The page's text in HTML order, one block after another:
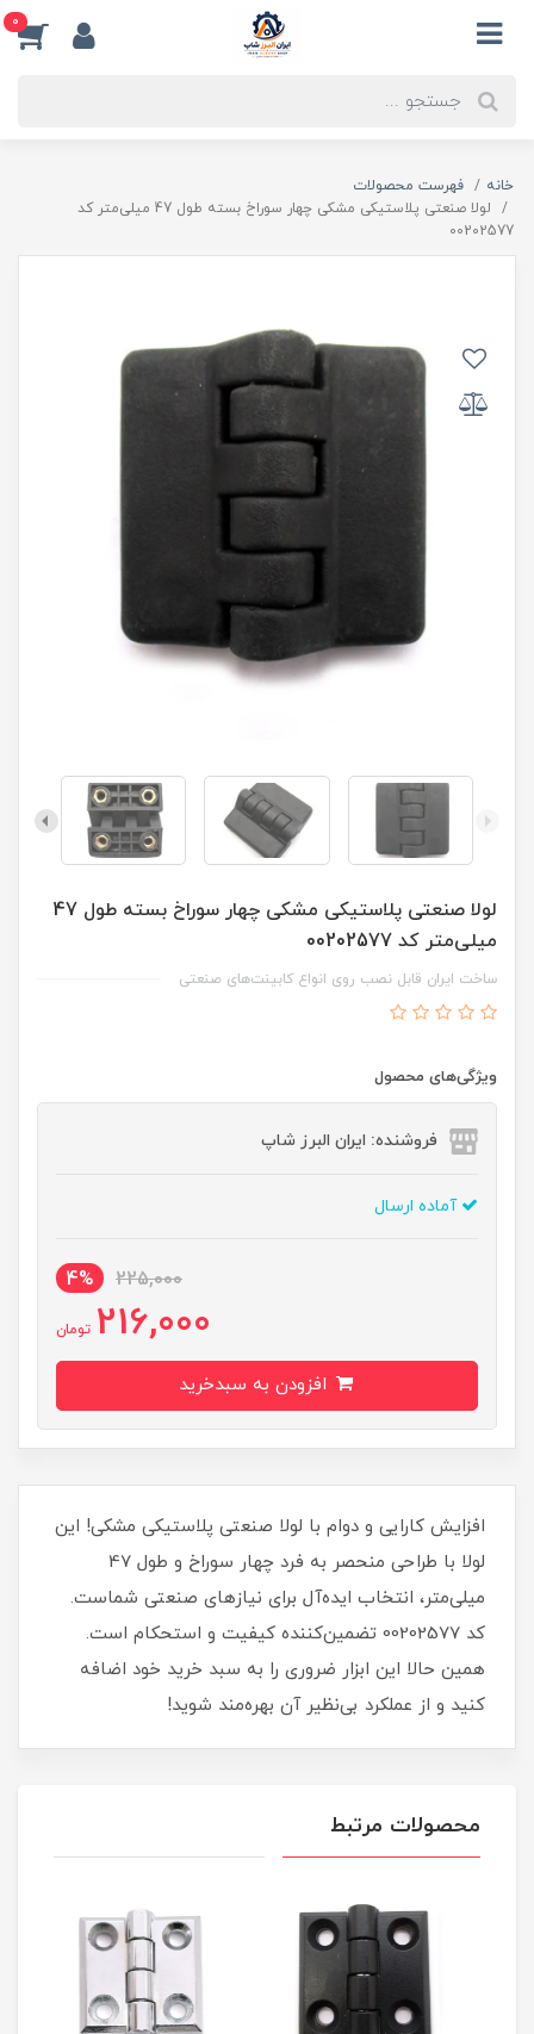
0
خانه
فهرست محصولات
لولا صنعتی پلاستیکی مشکی چهار سوراخ بسته طول 47 میلی‌متر کد
00202577
لولا صنعتی پلاستیکی مشکی چهار سوراخ بسته طول 47
میلی‌متر کد 00202577
ساخت ایران قابل نصب روی انواع کابینت‌های صنعتی
ویژگی‌های محصول
فروشنده: ایران البرز شاپ
آماده ارسال
225,000
4%
216,000 تومان
افزایش کارایی و دوام با لولا صنعتی پلاستیکی مشکی! این
لولا با طراحی منحصر به فرد چهار سوراخ و طول 47
میلی‌متر، انتخاب ایده‌آل برای نیازهای صنعتی شماست.
کد 00202577 تضمین‌کننده کیفیت و استحکام است.
همین حالا این ابزار ضروری را به سبد خرید خود اضافه
کنید و از عملکرد بی‌نظیر آن بهره‌مند شوید!
محصولات مرتبط